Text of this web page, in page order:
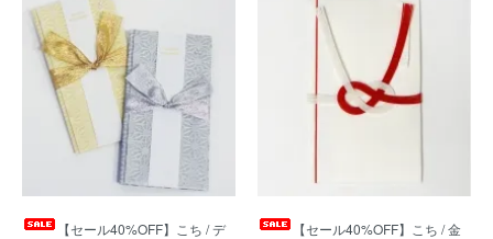
【セール40%OFF】こち / デ
【セール40%OFF】こち / 金